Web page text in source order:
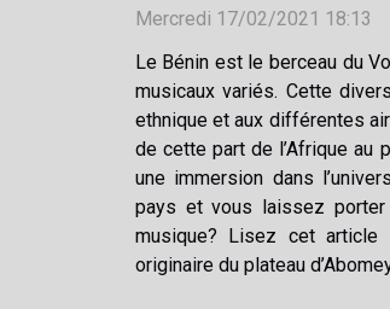
Mercredi 17/02/2021 18:13
Le Bénin est le berceau du
musicaux variés. Cette
ethnique et aux différentes
de cette part de l’Afrique au
une immersion dans
pays et vous laissez
musique? Lisez cet
originaire du plateau